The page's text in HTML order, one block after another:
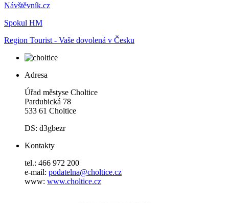
Návštěvník.cz
Spokul HM
Region Tourist - Vaše dovolená v Česku
Adresa
Úřad městyse Choltice
Pardubická 78
533 61 Choltice
DS: d3gbezr
Kontakty
tel.: 466 972 200
e-mail: podatelna@choltice.cz
www: www.choltice.cz